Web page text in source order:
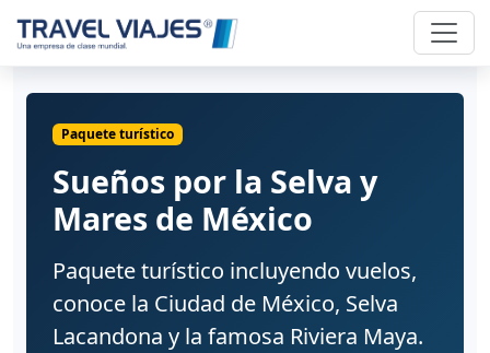
Paquete turístico
Sueños por la Selva y
Mares de México
Paquete turístico incluyendo vuelos,
conoce la Ciudad de México, Selva
Lacandona y la famosa Riviera Maya.